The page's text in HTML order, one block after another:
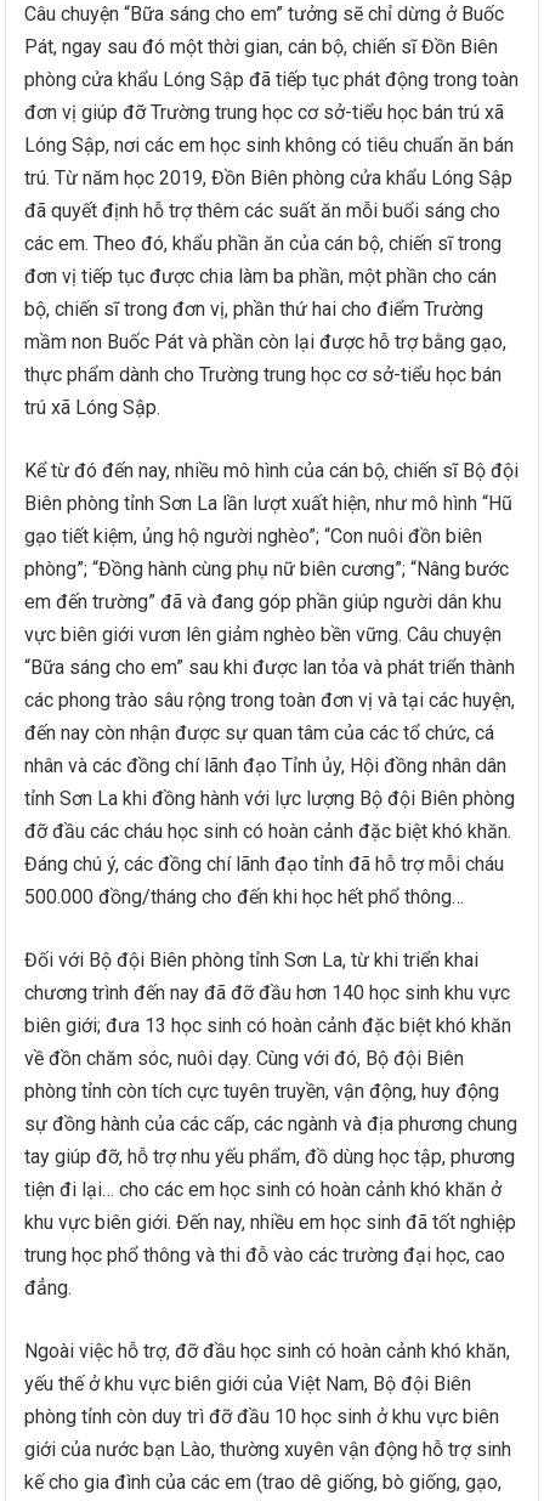
Câu chuyện “Bữa sáng cho em” tưởng sẽ chỉ dừng ở Buốc
Pát, ngay sau đó một thời gian, cán bộ, chiến sĩ Đồn Biên
phòng cửa khẩu Lóng Sập đã tiếp tục phát động trong toàn
đơn vị giúp đỡ Trường trung học cơ sở-tiểu học bán trú xã
Lóng Sập, nơi các em học sinh không có tiêu chuẩn ăn bán
trú. Từ năm học 2019, Đồn Biên phòng cửa khẩu Lóng Sập
đã quyết định hỗ trợ thêm các suất ăn mỗi buổi sáng cho
các em. Theo đó, khẩu phần ăn của cán bộ, chiến sĩ trong
đơn vị tiếp tục được chia làm ba phần, một phần cho cán
bộ, chiến sĩ trong đơn vị, phần thứ hai cho điểm Trường
mầm non Buốc Pát và phần còn lại được hỗ trợ bằng gạo,
thực phẩm dành cho Trường trung học cơ sở-tiểu học bán
trú xã Lóng Sập.
Kể từ đó đến nay, nhiều mô hình của cán bộ, chiến sĩ Bộ đội
Biên phòng tỉnh Sơn La lần lượt xuất hiện, như mô hình “Hũ
gạo tiết kiệm, ủng hộ người nghèo”; “Con nuôi đồn biên
phòng”; “Đồng hành cùng phụ nữ biên cương”; “Nâng bước
em đến trường” đã và đang góp phần giúp người dân khu
vực biên giới vươn lên giảm nghèo bền vững. Câu chuyện
“Bữa sáng cho em” sau khi được lan tỏa và phát triển thành
các phong trào sâu rộng trong toàn đơn vị và tại các huyện,
đến nay còn nhận được sự quan tâm của các tổ chức, cá
nhân và các đồng chí lãnh đạo Tỉnh ủy, Hội đồng nhân dân
tỉnh Sơn La khi đồng hành với lực lượng Bộ đội Biên phòng
đỡ đầu các cháu học sinh có hoàn cảnh đặc biệt khó khăn.
Đáng chú ý, các đồng chí lãnh đạo tỉnh đã hỗ trợ mỗi cháu
500.000 đồng/tháng cho đến khi học hết phổ thông…
Đối với Bộ đội Biên phòng tỉnh Sơn La, từ khi triển khai
chương trình đến nay đã đỡ đầu hơn 140 học sinh khu vực
biên giới; đưa 13 học sinh có hoàn cảnh đặc biệt khó khăn
về đồn chăm sóc, nuôi dạy. Cùng với đó, Bộ đội Biên
phòng tỉnh còn tích cực tuyên truyền, vận động, huy động
sự đồng hành của các cấp, các ngành và địa phương chung
tay giúp đỡ, hỗ trợ nhu yếu phẩm, đồ dùng học tập, phương
tiện đi lại… cho các em học sinh có hoàn cảnh khó khăn ở
khu vực biên giới. Đến nay, nhiều em học sinh đã tốt nghiệp
trung học phổ thông và thi đỗ vào các trường đại học, cao
đẳng.
Ngoài việc hỗ trợ, đỡ đầu học sinh có hoàn cảnh khó khăn,
yếu thế ở khu vực biên giới của Việt Nam, Bộ đội Biên
phòng tỉnh còn duy trì đỡ đầu 10 học sinh ở khu vực biên
giới của nước bạn Lào, thường xuyên vận động hỗ trợ sinh
kế cho gia đình của các em (trao dê giống, bò giống, gạo,